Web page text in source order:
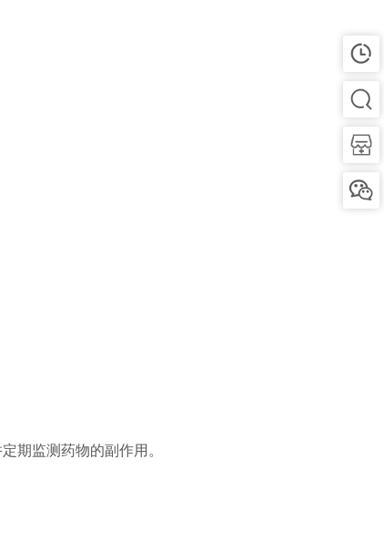
期监测药物的副作用。